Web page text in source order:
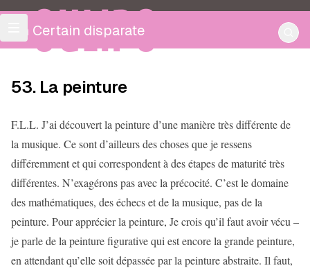
OULIPO
Un Certain disparate
53. La peinture
F.L.L. J’ai découvert la peinture d’une manière très différente de
la musique. Ce sont d’ailleurs des choses que je ressens
différemment et qui correspondent à des étapes de maturité très
différentes. N’exagérons pas avec la précocité. C’est le domaine
des mathématiques, des échecs et de la musique, pas de la
peinture. Pour apprécier la peinture, Je crois qu’il faut avoir vécu –
je parle de la peinture figurative qui est encore la grande peinture,
en attendant qu’elle soit dépassée par la peinture abstraite. Il faut,